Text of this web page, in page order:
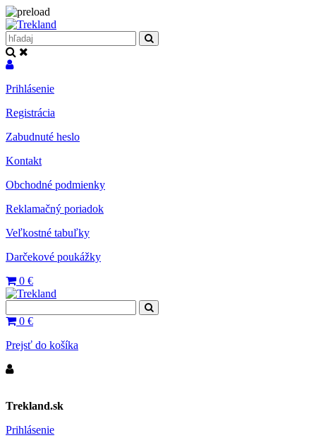
Prihlásenie
Registrácia
Zabudnuté heslo
Kontakt
Obchodné podmienky
Reklamačný poriadok
Veľkostné tabuľky
Darčekové poukážky
0 €
0 €
Prejsť do košíka
Trekland.sk
Prihlásenie